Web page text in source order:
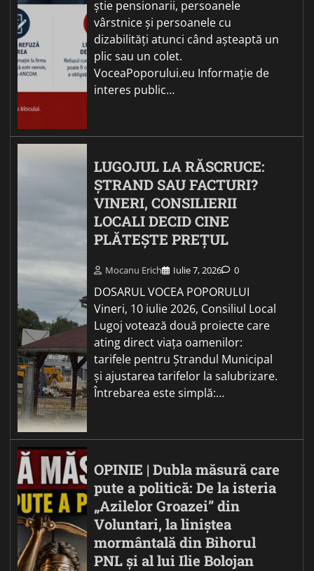
știe pensionarii, persoanele
vârstnice și persoanele cu
dizabilități atunci când așteaptă un
plic sau un colet.
VoceaPoporului.eu Informație de
interes public…
LUGOJUL LA RĂSCRUCE:
ȘTRAND SAU FACTURI?
VINERI, CONSILIERII
LOCALI DECID CINE
PLĂTEȘTE PREȚUL
Mocanu Erich Iulie 7, 2026 0
DOSARUL VOCEA POPORULUI
Vineri, 10 iulie 2026, Consiliul Local
Lugoj votează două proiecte care
ating direct viața oamenilor:
tarifele pentru Ștrandul Municipal
și ajustarea tarifelor la salubrizare.
Întrebarea este simplă:…
OPINIE | Dubla măsură care
pute a politică: De la isteria
„Azilelor Groazei” din
Voluntari, la liniștea
mormântală din Bihorul
PNL și al lui Ilie Bolojan